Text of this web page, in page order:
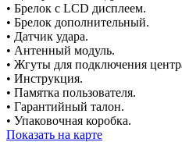
• Брелок с LCD дисплеем.
• Брелок дополнительный.
• Датчик удара.
• Антенный модуль.
• Жгуты для подключения
• Инструкция.
• Памятка пользователя.
• Гарантийный талон.
• Упаковочная коробка.
Показать на карте